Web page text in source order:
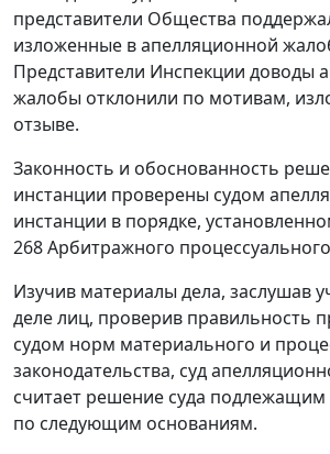
представители Общества
изложенные в апелляционной
Представители Инспекции доводы
жалобы отклонили по мотивам,
отзыве.
Законность и обоснованность
инстанции проверены судом
инстанции в порядке,
268Арбитражного
Изучив материалы дела, заслушав
деле лиц, проверив правильность
судом норм материального и
законодательства, суд
считает решение суда подлежащим
по следующим основаниям.